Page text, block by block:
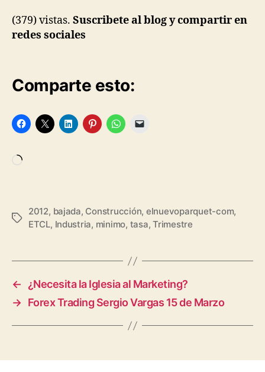
(379) vistas. Suscribete al blog y compartir en
redes sociales
Comparte esto:
Etiquetas
2012, bajada, Construcción, elnuevoparquet-com,
ETCL, Industria, minimo, tasa,Trimestre
←
¿Necesita la Iglesia al Marketing?
→ Forex Trading Sergio Vargas 15 de Marzo